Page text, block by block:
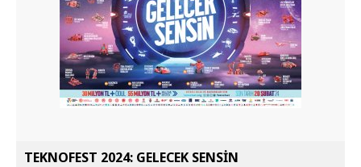
TEKNOFEST 2024: GELECEK SENSİN